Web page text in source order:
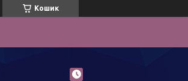
Кошик